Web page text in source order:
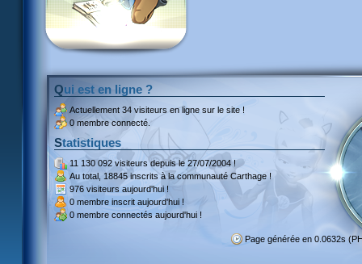
Qui est en ligne ?
Actuellement 34 visiteurs en ligne sur le site !
0 membre connecté.
Statistiques
11 130 092 visiteursdepuis le 27/07/2004 !
Au total, 18845 inscritsà la communauté Carthage !
976 visiteurs aujourd'hui !
0 membre inscrit aujourd'hui !
0 membre connectés aujourd'hui !
Page générée en 0.0632s